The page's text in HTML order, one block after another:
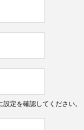
定を確認してください。